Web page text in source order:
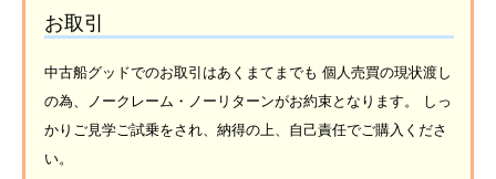
お取引
中古船グッドでのお取引はあくまてまでも 個人売買の現状渡し
の為、ノークレーム・ノーリターンがお約束となります。 しっ
かりご見学ご試乗をされ、納得の上、自己責任でご購入くださ
い。